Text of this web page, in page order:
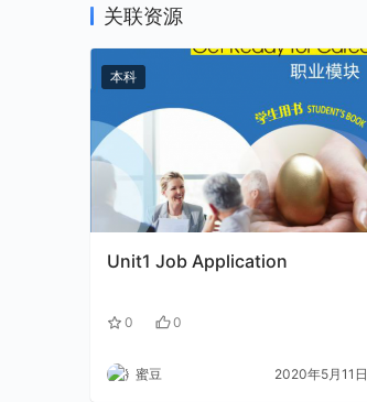
关联资源
本科
Unit1 Job Application
0 0
蜜豆 2020年5月11日